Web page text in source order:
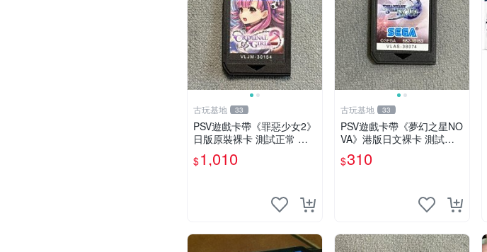
古玩基地 33
PSV遊戲卡帶《罪惡少女2》
日版原裝裸卡 測試正常 純
正日文簡體字顯示 輸出機玩
滌 限量嚴選 psv 卡帶 罕有
$1,010
古玩基地 33
PSV遊戲卡帶《夢幻之星NO
VA》港版日文裸卡 測試正
常 索尼專用 不退不換 卡帶
遊戲 限量收藏 港版 游玩安
$310